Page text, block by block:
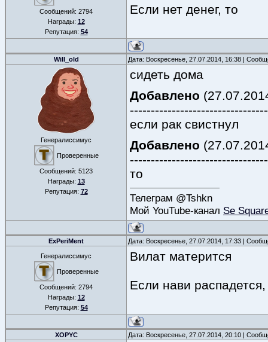
Сообщений: 2794
Награды: 12
Репутация: 54
Если нет денег, то
Will_old Дата: Воскресенье, 27.07.2014, 16:38 |
Генералиссимус
Проверенные
Сообщений: 5123
Награды: 13
Репутация: 72
сидеть дома
Добавлено
если рак свистнул
Добавлено
то
Телеграм @Tshkn
Мой YouTube-канал Se
ExPeriMent Дата: Воскресенье, 27.07.2014, 17:33 |
Генералиссимус
Проверенные
Сообщений: 2794
Награды: 12
Репутация: 54
Вилат матерится
Если нави распадется,
XOPYC Дата: Воскресенье, 27.07.2014, 20:10 |